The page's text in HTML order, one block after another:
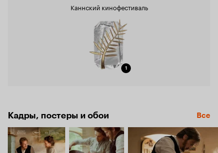
Каннский кинофестиваль
1
Кадры, постеры и обои Все